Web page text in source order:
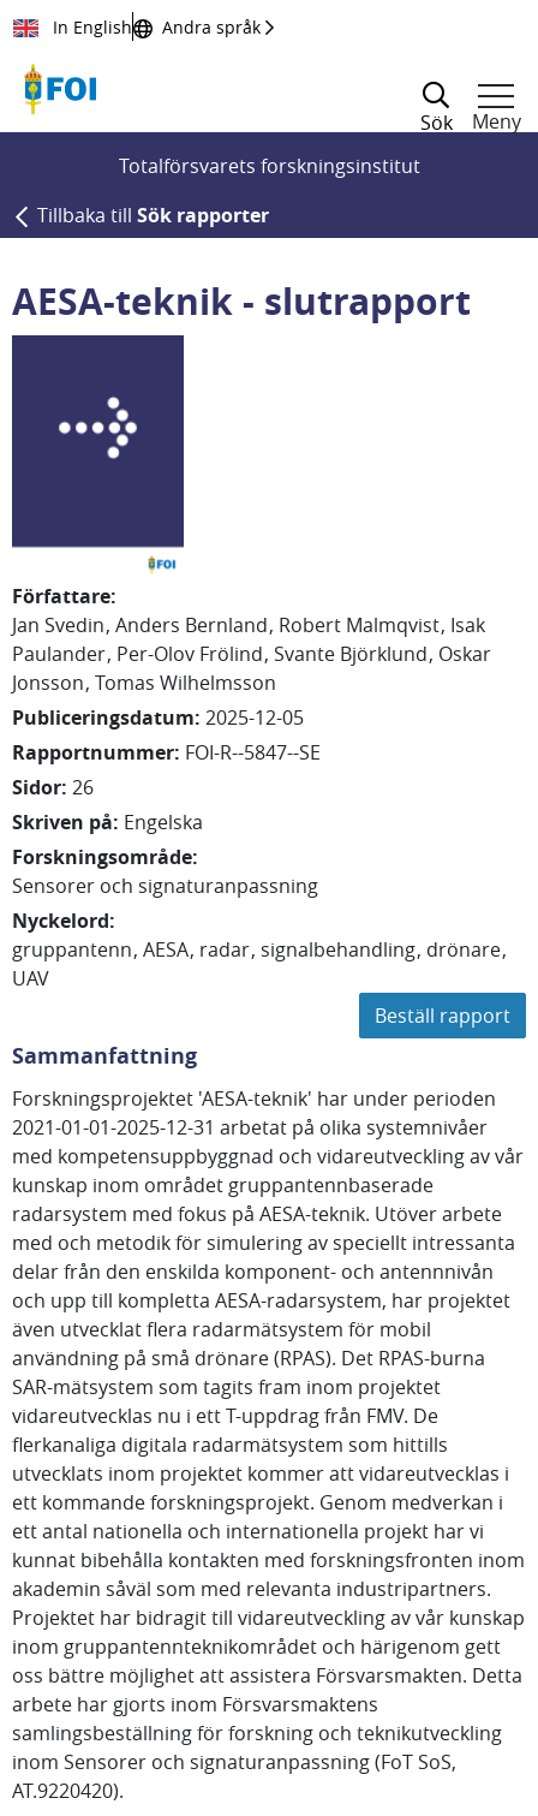
Till innehållet
In English Andra språk
Sök
Meny
Totalförsvarets forskningsinstitut
Tillbaka till Sök rapporter
AESA-teknik - slutrapport
Författare:
Jan Svedin Anders Bernland Robert Malmqvist Isak
Paulander Per-Olov Frölind Svante Björklund Oskar
Jonsson Tomas Wilhelmsson
Publiceringsdatum: 2025-12-05
Rapportnummer: FOI-R--5847--SE
Sidor: 26
Skriven på: Engelska
Forskningsområde:
Sensorer och signaturanpassning
Nyckelord:
gruppantenn AESA radar signalbehandling drönare
UAV
Beställ rapport
Sammanfattning
Forskningsprojektet 'AESA-teknik' har under perioden
2021-01-01-2025-12-31 arbetat på olika systemnivåer
med kompetensuppbyggnad och vidareutveckling av vår
kunskap inom området gruppantennbaserade
radarsystem med fokus på AESA-teknik. Utöver arbete
med och metodik för simulering av speciellt intressanta
delar från den enskilda komponent- och antennnivån
och upp till kompletta AESA-radarsystem, har projektet
även utvecklat flera radarmätsystem för mobil
användning på små drönare (RPAS). Det RPAS-burna
SAR-mätsystem som tagits fram inom projektet
vidareutvecklas nu i ett T-uppdrag från FMV. De
flerkanaliga digitala radarmätsystem som hittills
utvecklats inom projektet kommer att vidareutvecklas i
ett kommande forskningsprojekt. Genom medverkan i
ett antal nationella och internationella projekt har vi
kunnat bibehålla kontakten med forskningsfronten inom
akademin såväl som med relevanta industripartners.
Projektet har bidragit till vidareutveckling av vår kunskap
inom gruppantennteknikområdet och härigenom gett
oss bättre möjlighet att assistera Försvarsmakten. Detta
arbete har gjorts inom Försvarsmaktens
samlingsbeställning för forskning och teknikutveckling
inom Sensorer och signaturanpassning (FoT SoS,
AT.9220420).